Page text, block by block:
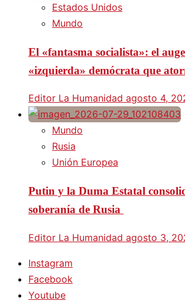
Estados Unidos
Mundo
El «fantasma socialista»: el
«izquierda» demócrata que
Editor La Humanidad agosto 4,
Mundo
Rusia
Unión Europea
Putin y la Duma Estatal
soberanía de Rusia
Editor La Humanidad agosto 3,
Instagram
Facebook
Youtube